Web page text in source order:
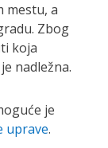
mestu, a
Zbog
koja
nadležna.
je
uprave.